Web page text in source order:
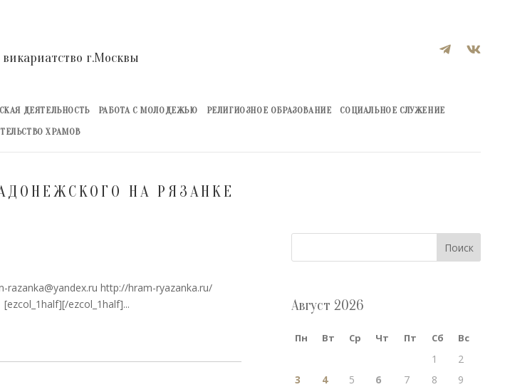
 
г.Москвы
ДЕЯТЕЛЬНОСТЬ РАБОТА С МОЛОДЕЖЬЮ РЕЛИГИОЗНОЕ ОБРАЗОВАНИЕ
СОЦИАЛЬНОЕ СЛУЖЕНИЕ
ХРАМОВ
НА РЯЗАНКЕ
razanka@yandex.ru http://hram-ryazanka.ru/
ezcol_1half]...
Поиск
Август 2026
Пн Вт Ср Чт Пт Сб Вс
1
2
3
4 5 6 7 8
9